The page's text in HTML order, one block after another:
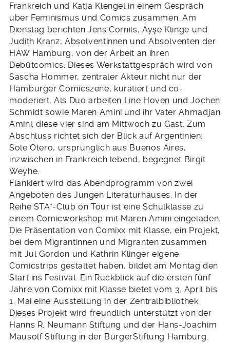
Frankreich und Katja Klengel in einem Gespräch
über Feminismus und Comics zusammen. Am
Dienstag berichten Jens Cornils, Ayşe Klinge und
Judith Kranz, Absolventinnen und Absolventen der
HAW Hamburg, von der Arbeit an ihren
Debütcomics. Dieses Werkstattgespräch wird von
Sascha Hommer, zentraler Akteur nicht nur der
Hamburger Comicszene, kuratiert und co-
moderiert. Als Duo arbeiten Line Hoven und Jochen
Schmidt sowie Maren Amini und ihr Vater Ahmadjan
Amini; diese vier sind am Mittwoch zu Gast. Zum
Abschluss richtet sich der Blick auf Argentinien:
Sole Otero, ursprünglich aus Buenos Aires,
inzwischen in Frankreich lebend, begegnet Birgit
Weyhe.
Flankiert wird das Abendprogramm von zwei
Angeboten des Jungen Literaturhauses. In der
Reihe STA*-Club on Tour ist eine Schulklasse zu
einem Comicworkshop mit Maren Amini eingeladen.
Die Präsentation von Comixx mit Klasse, ein Projekt,
bei dem Migrantinnen und Migranten zusammen
mit Jul Gordon und Kathrin Klinger eigene
Comicstrips gestaltet haben, bildet am Montag den
Start ins Festival. Ein Rückblick auf die ersten fünf
Jahre von Comixx mit Klasse bietet vom 3. April bis
1. Mai eine Ausstellung in der Zentralbibliothek.
Dieses Projekt wird freundlich unterstützt von der
Hanns R. Neumann Stiftung und der Hans-Joachim
Mausolf Stiftung in der BürgerStiftung Hamburg.